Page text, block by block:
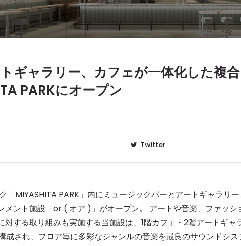
ギャラリー、カフェが一体化した複合
PARKにオープン
Twitter
MIYASHITA PARK」内にミュージックバーとアートギャラリー
メント施設「or ( オア )」がオープン。 アートや音楽、ファッシ
する取り組みも実施する当施設は、1階カフェ・2階アートギャ
成され、フロア毎に多彩なジャンルの音楽を最良のサウンドシス
1
クラベリ
年最新】